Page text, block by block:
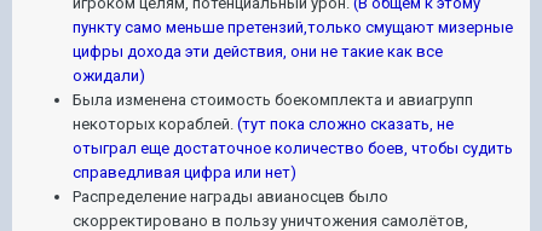
пункту само меньше претензий,только смущают мизерные
цифры дохода эти действия, они не такие как все
ожидали)
Была изменена стоимость боекомплекта и авиагрупп
некоторых кораблей. (тут пока сложно сказать, не
отыграл еще достаточное количество боев, чтобы судить
справедливая цифра или нет)
Распределение награды авианосцев было
скорректировано в пользу уничтожения самолётов,